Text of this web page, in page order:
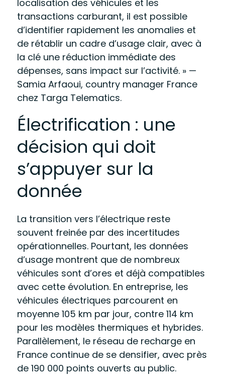
localisation des véhicules et les
transactions carburant, il est possible
d’identifier rapidement les anomalies et
de rétablir un cadre d’usage clair, avec à
la clé une réduction immédiate des
dépenses, sans impact sur l’activité. » —
Samia Arfaoui, country manager France
chez Targa Telematics.
Électrification : une
décision qui doit
s’appuyer sur la
donnée
La transition vers l’électrique reste
souvent freinée par des incertitudes
opérationnelles. Pourtant, les données
d’usage montrent que de nombreux
véhicules sont d’ores et déjà compatibles
avec cette évolution. En entreprise, les
véhicules électriques parcourent en
moyenne 105 km par jour, contre 114 km
pour les modèles thermiques et hybrides.
Parallèlement, le réseau de recharge en
France continue de se densifier, avec près
de 190 000 points ouverts au public.